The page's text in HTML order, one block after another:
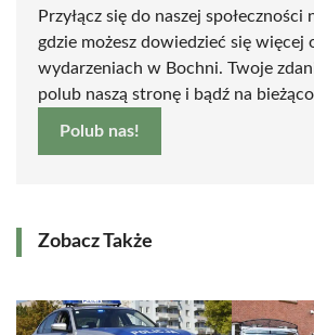
Przyłącz się do naszej społeczności
gdzie możesz dowiedzieć się więcej
wydarzeniach w Bochni. Twoje
polub naszą stronę i bądź na
Polub nas!
Zobacz Także